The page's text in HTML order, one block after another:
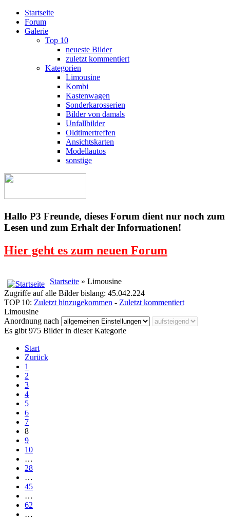
Startseite
Forum
Galerie
Top 10
neueste Bilder
zuletzt kommentiert
Kategorien
Limousine
Kombi
Kastenwagen
Sonderkarosserien
Bilder von damals
Unfallbilder
Oldtimertreffen
Ansichtskarten
Modellautos
sonstige
Hallo P3 Freunde, dieses Forum dient nur noch zum
Lesen und zum Erhalt der Informationen!
Hier geht es zum neuen Forum
Startseite » Limousine
Zugriffe auf alle Bilder bislang: 45.042.224
TOP 10: Zuletzt hinzugekommen - Zuletzt kommentiert
Limousine
Anordnung nach
Es gibt 975 Bilder in dieser Kategorie
Start
Zurück
1
2
3
4
5
6
7
8
9
10
…
28
…
45
…
62
…